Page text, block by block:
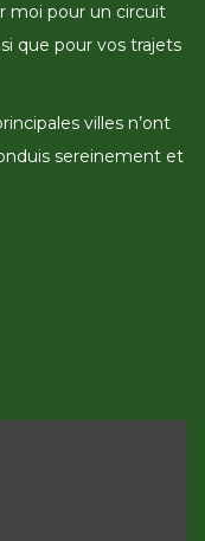
moi pour un circuit
que pour vos trajets
villes n’ont
sereinement et